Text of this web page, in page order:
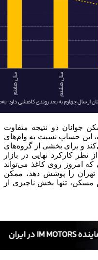
جوانان دو نتیجه متفاوت
این حساب نسبت به وام‌های
و برای بخشی از گروه‌های
نظر کارکرد نهایی در بازار
امروز روی کاغذ می‌تواند
تهران را پوشش دهد، ممکن
مسکن، تنها بخش ناچیزی از